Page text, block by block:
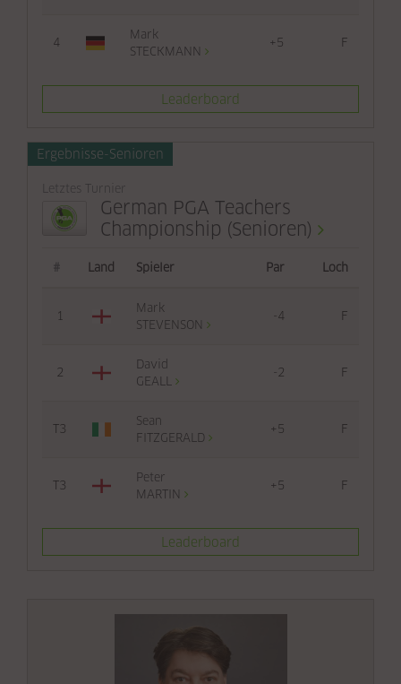
4
Mark
STECKMANN
+5 F
Leaderboard
Ergebnisse-Senioren
Letztes Turnier
German PGA Teachers
Championship (Senioren)
# Land Spieler Par Loch
1
Mark
STEVENSON
-4 F
2
David
GEALL
-2 F
T3
Sean
FITZGERALD
+5 F
T3
Peter
MARTIN
+5 F
Leaderboard